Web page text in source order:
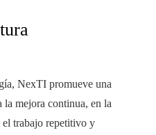
NexTI promueve una
mejora continua, en la
el trabajo repetitivo y